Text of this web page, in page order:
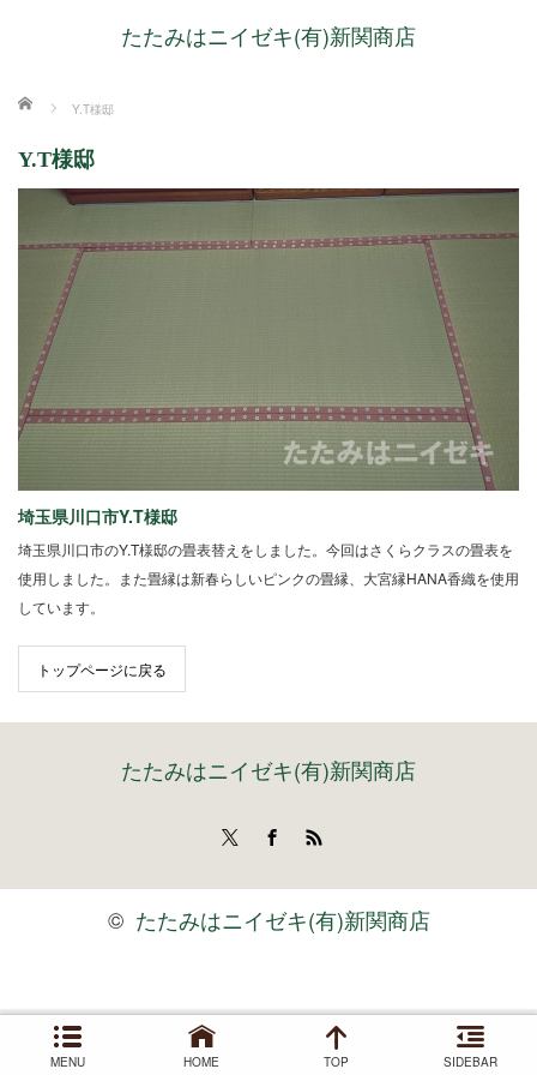
たたみはニイゼキ(有)新関商店
ホーム Y.T様邸
Y.T様邸
埼玉県川口市Y.T様邸
埼玉県川口市のY.T様邸の畳表替えをしました。今回はさくらクラスの畳表を
使用しました。また畳縁は新春らしいピンクの畳縁、大宮縁HANA香織を使用
しています。
トップページに戻る
たたみはニイゼキ(有)新関商店
MENU HOME TOP SIDEBAR
© たたみはニイゼキ(有)新関商店